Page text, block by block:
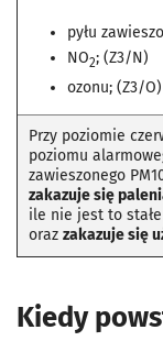
pyłu
NO2; (Z3/N)
ozonu; (Z3/O)
Przy poziomie
poziomu
zawieszonego
zakazuje się
ile nie jest to
oraz zakazuje się
Kiedy